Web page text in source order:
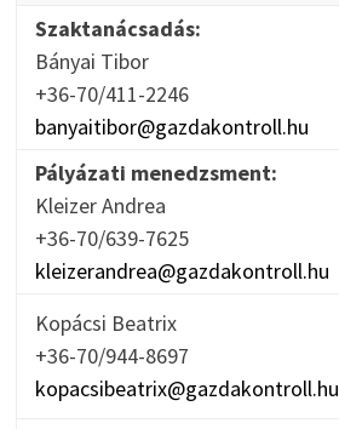
Szaktanácsadás:
Bányai Tibor
+36-70/411-2246
banyaitibor@gazdakontroll.hu
Pályázati menedzsment:
Kleizer Andrea
+36-70/639-7625
kleizerandrea@gazdakontroll.hu
Kopácsi Beatrix
+36-70/944-8697
kopacsibeatrix@gazdakontroll.hu